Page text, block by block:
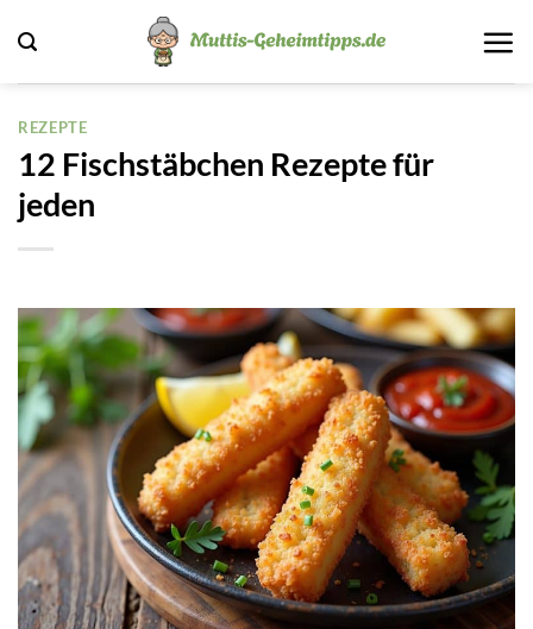
Inhalt
springen
REZEPTE
12 Fischstäbchen Rezepte für
jeden